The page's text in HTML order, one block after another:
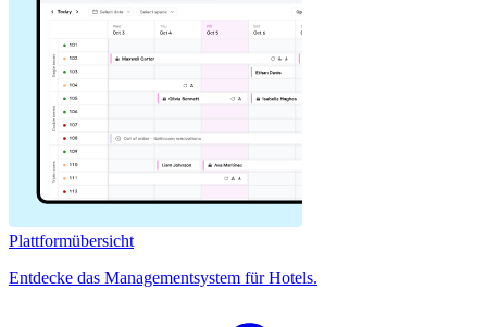
Plattformübersicht
Entdecke das Managementsystem für Hotels.